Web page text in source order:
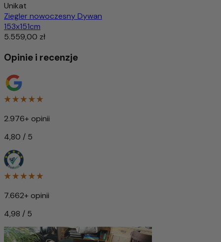
Unikat
Ziegler nowoczesny Dywan
153x151cm
5.559,00 zł
Opinie i recenzje
2.976+ opinii
4,80 / 5
7.662+ opinii
4,98 / 5